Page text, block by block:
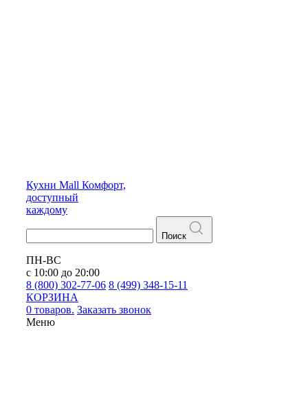
Кухни Mall Комфорт,
доступный
каждому
Поиск
ПН-ВС
с 10:00 до 20:00
8 (800) 302-77-06 8 (499) 348-15-11
КОРЗИНА
0 товаров. Заказать звонок
Меню